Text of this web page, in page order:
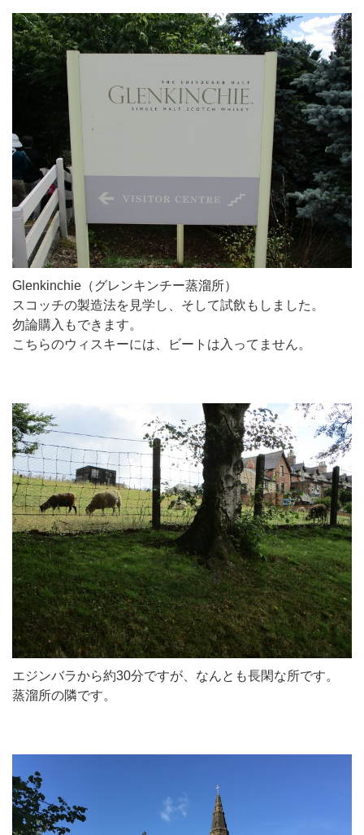
Glenkinchie（グレンキンチー蒸溜所）
スコッチの製造法を見学し、そして試飲もしました。
勿論購入もできます。
こちらのウィスキーには、ビートは入ってません。
エジンバラから約30分ですが、なんとも長閑な所です。
蒸溜所の隣です。